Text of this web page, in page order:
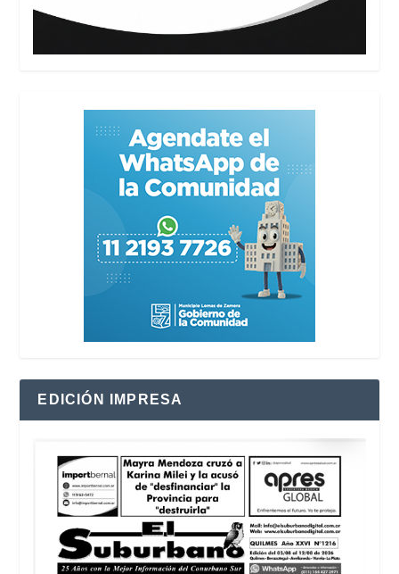
EDICIÓN IMPRESA